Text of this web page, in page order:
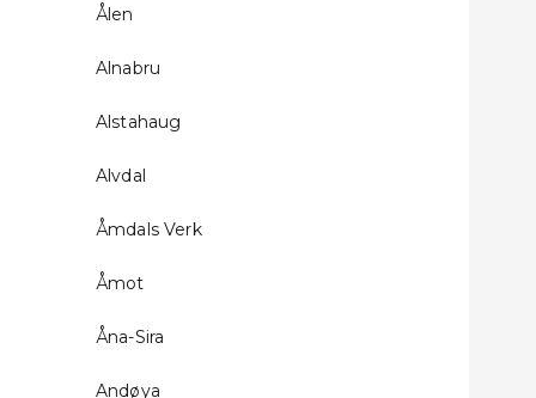
Ålen
Alnabru
Alstahaug
Alvdal
Åmdals Verk
Åmot
Åna-Sira
Andøya